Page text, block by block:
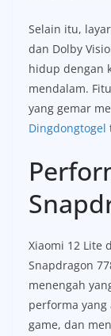
Selain itu,
dan Dolby
hidup dengan
mendalam.
yang gemar
Dingdongtogel
Xiaomi 12 Lite
Snapdragon
menengah
performa
game, dan